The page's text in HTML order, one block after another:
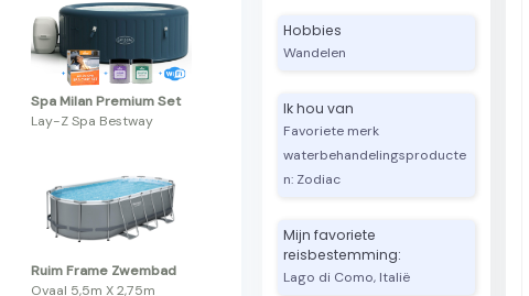
Spa Milan Premium Set
Lay-Z Spa Bestway
Ruim Frame Zwembad
Ovaal 5,5m X 2,75m
Hobbies
Wandelen
Ik hou van
Favoriete merk
waterbehandelingsproducte
n: Zodiac
Mijn favoriete
reisbestemming:
Lago di Como, Italië